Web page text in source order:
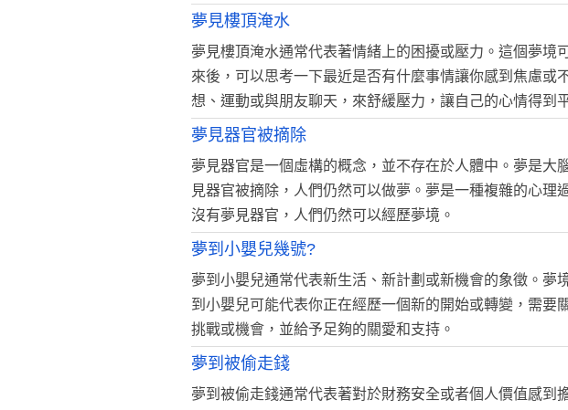
夢見樓頂淹水
夢見樓頂淹水通常代表著情緒上的困擾或壓力。這個夢
來後，可以思考一下最近是否有什麼事情讓你感到焦慮
想、運動或與朋友聊天，來舒緩壓力，讓自己的心情得到
夢見器官被摘除
夢見器官是一個虛構的概念，並不存在於人體中。夢是
見器官被摘除，人們仍然可以做夢。夢是一種複雜的心
沒有夢見器官，人們仍然可以經歷夢境。
夢到小嬰兒幾號?
夢到小嬰兒通常代表新生活、新計劃或新機會的象徵。
到小嬰兒可能代表你正在經歷一個新的開始或轉變，需
挑戰或機會，並給予足夠的關愛和支持。
夢到被偷走錢
夢到被偷走錢通常代表著對於財務安全或者個人價值感